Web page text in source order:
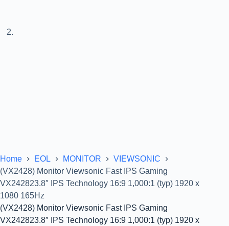
Home EOL MONITOR
VIEWSONIC
(VX2428) Monitor Viewsonic Fast IPS Gaming
VX242823.8″ IPS Technology 16:9 1,000:1 (typ) 1920 x
1080 165Hz
(VX2428) Monitor Viewsonic Fast IPS Gaming
VX242823.8″ IPS Technology 16:9 1,000:1 (typ) 1920 x